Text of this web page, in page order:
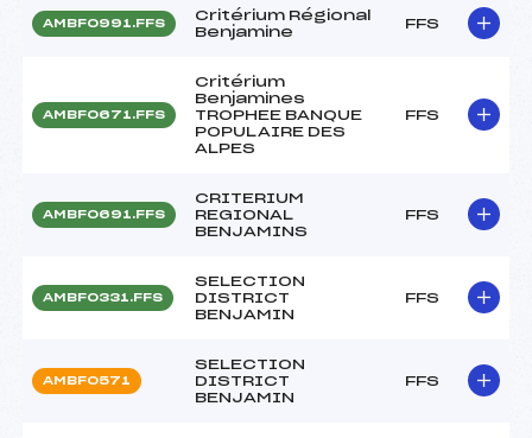
AMBF0991.FFS
Critérium Régional
Benjamine
FFS
AMBF0671.FFS
Critérium
Benjamines
TROPHEE BANQUE
POPULAIRE DES
ALPES
FFS
AMBF0691.FFS
CRITERIUM
REGIONAL
BENJAMINS
FFS
AMBF0331.FFS
SELECTION
DISTRICT
BENJAMIN
FFS
AMBF0571
SELECTION
DISTRICT
BENJAMIN
FFS